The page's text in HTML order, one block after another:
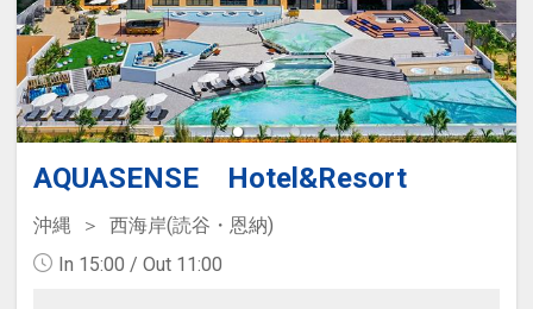
AQUASENSE Hotel&Resort
沖縄
西海岸(読谷・恩納)
In 15:00 / Out 11:00